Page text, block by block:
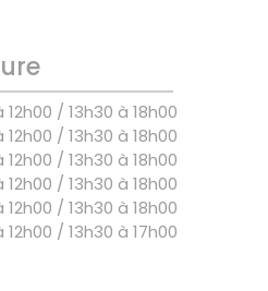
/ 13h30 à 18h00
/ 13h30 à 18h00
/ 13h30 à 18h00
/ 13h30 à 18h00
/ 13h30 à 18h00
/ 13h30 à 17h00